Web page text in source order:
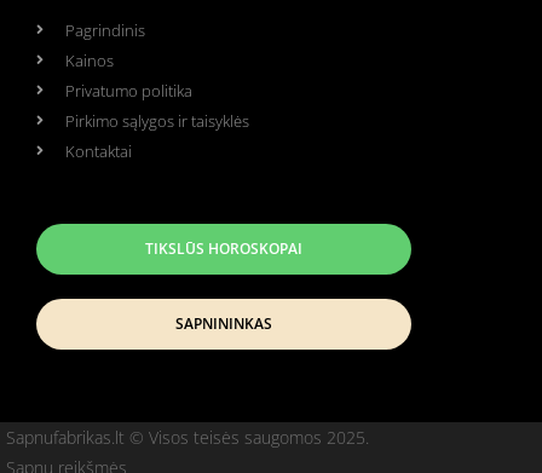
Pagrindinis
Kainos
Privatumo politika
Pirkimo sąlygos ir taisyklės
Kontaktai
TIKSLŪS HOROSKOPAI
SAPNININKAS
Sapnufabrikas.lt © Visos teisės saugomos 2025.
Sapnų reikšmės